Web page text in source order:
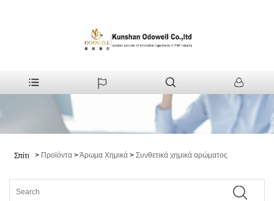
Σπίτι > Προϊόντα >Άρωμα Χημικά > Συνθετικά χημικά αρώματος